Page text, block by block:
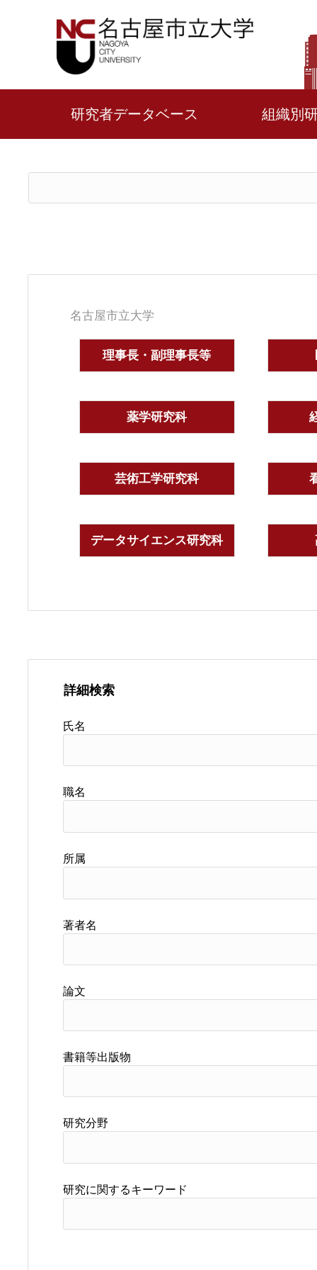
研究者データベース 組織別
名古屋市立大学
理事長・副理事長等
薬学研究科
芸術工学研究科
データサイエンス研究科
詳細検索
氏名
職名
所属
著者名
論文
書籍等出版物
研究分野
研究に関するキーワード